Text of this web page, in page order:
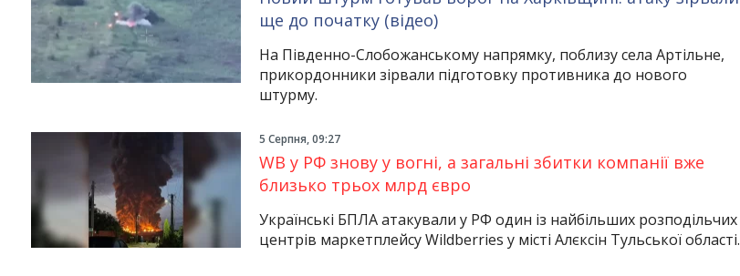
ще до початку (відео)
На Південно-Слобожанському напрямку, поблизу села Артільне,
прикордонники зірвали підготовку противника до нового
штурму.
5 Серпня, 09:27
WB у РФ знову у вогні, а загальні збитки компанії вже
близько трьох млрд євро
Українські БПЛА атакували у РФ один із найбільших розподільчих
центрів маркетплейсу Wildberries у місті Алєксін Тульської області.